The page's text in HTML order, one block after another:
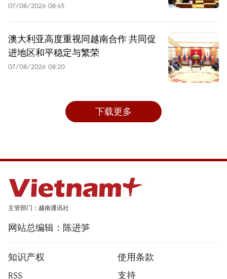
07/08/2026 08:45
澳大利亚高度重视同越南合作 共同促
进地区和平稳定与繁荣
07/08/2026 08:20
下载更多
主管部门：越南通讯社
网站总编辑：陈进笋
知识产权
使用条款
RSS
支持